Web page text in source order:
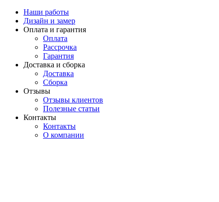
Наши работы
Дизайн и замер
Оплата и гарантия
Оплата
Рассрочка
Гарантия
Доставка и сборка
Доставка
Сборка
Отзывы
Отзывы клиентов
Полезные статьи
Контакты
Контакты
О компании